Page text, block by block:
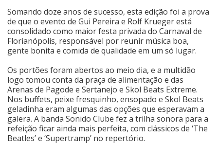
Agenda Cultural
Fale Conosco
Somando doze anos de sucesso, esta edição foi a prova
de que o evento de Gui Pereira e Rolf Krueger está
consolidado como maior festa privada do Carnaval de
Florianópolis, responsável por reunir música boa,
gente bonita e comida de qualidade em um só lugar.
Os portões foram abertos ao meio dia, e a multidão
logo tomou conta da praça de alimentação e das
Arenas de Pagode e Sertanejo e Skol Beats Extreme.
Nos buffets, peixe fresquinho, ensopado e Skol Beats
geladinha eram algumas das opções que esperavam a
galera. A banda Sonido Clube fez a trilha sonora para a
refeição ficar ainda mais perfeita, com clássicos de ‘The
Beatles’ e ‘Supertramp’ no repertório.